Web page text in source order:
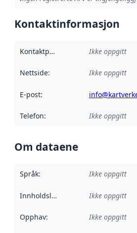
Kontaktinformasjon
Kontaktpunkt Ikke oppgitt
Nettside: Ikke oppgitt
E-post:
Telefon: Ikke oppgitt
Om dataene
Språk: Ikke oppgitt
Innholdsleverandører :
Ikke oppgitt
Opphav: Ikke oppgitt